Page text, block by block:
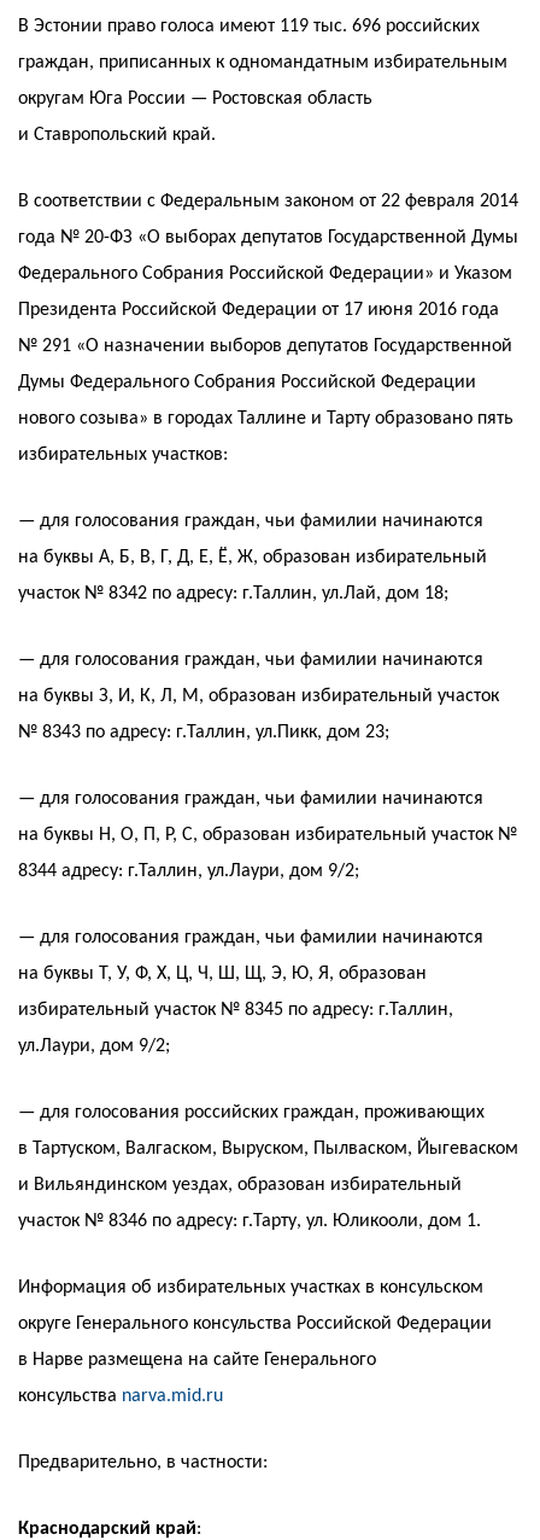
В Эстонии право голоса имеют 119 тыс. 696 российских
граждан, приписанных к одномандатным избирательным
округам Юга России — Ростовская область
и Ставропольский край.
В соответствии с Федеральным законом от 22 февраля 2014
года № 20-ФЗ «О выборах депутатов Государственной Думы
Федерального Собрания Российской Федерации» и Указом
Президента Российской Федерации от 17 июня 2016 года
№ 291 «О назначении выборов депутатов Государственной
Думы Федерального Собрания Российской Федерации
нового созыва» в городах Таллине и Тарту образовано пять
избирательных участков:
— для голосования граждан, чьи фамилии начинаются
на буквы А, Б, В, Г, Д, Е, Ё, Ж, образован избирательный
участок № 8342 по адресу: г.Таллин, ул.Лай, дом 18;
— для голосования граждан, чьи фамилии начинаются
на буквы З, И, К, Л, М, образован избирательный участок
№ 8343 по адресу: г.Таллин, ул.Пикк, дом 23;
— для голосования граждан, чьи фамилии начинаются
на буквы Н, О, П, Р, С, образован избирательный участок №
8344 адресу: г.Таллин, ул.Лаури, дом 9/2;
— для голосования граждан, чьи фамилии начинаются
на буквы Т, У, Ф, Х, Ц, Ч, Ш, Щ, Э, Ю, Я, образован
избирательный участок № 8345 по адресу: г.Таллин,
ул.Лаури, дом 9/2;
— для голосования российских граждан, проживающих
в Тартуском, Валгаском, Выруском, Пылваском, Йыгеваском
и Вильяндинском уездах, образован избирательный
участок № 8346 по адресу: г.Тарту, ул. Юликооли, дом 1.
Информация об избирательных участках в консульском
округе Генерального консульства Российской Федерации
в Нарве размещена на сайте Генерального
консульства narva.mid.ru
Предварительно, в частности:
Краснодарский край: